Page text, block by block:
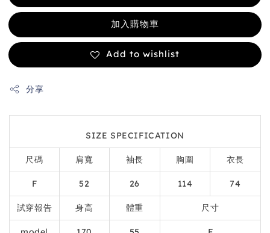
加入購物車
Add to wishlist
分享
SIZE SPECIFICATION
尺碼 肩寬 袖長 胸圍 衣長
F 52 26 114 74
試穿報告 身高 體重 尺寸